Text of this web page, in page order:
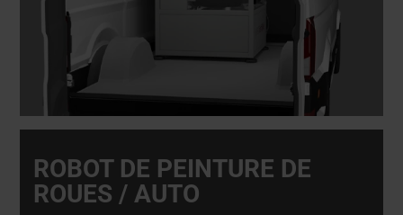
ROBOT DE PEINTURE DE
ROUES / AUTO